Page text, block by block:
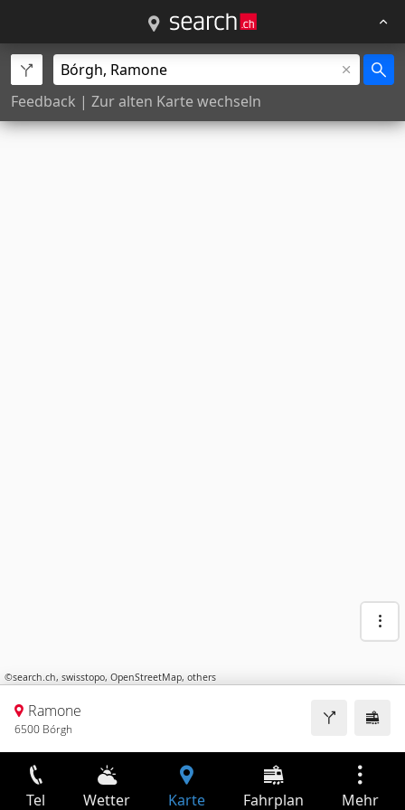
Feedback | Zur alten Karte wechseln
©search.ch, swisstopo, OpenStreetMap, others
Ramone
6500 Bórgh
Tel Wetter Karte Fahrplan Mehr